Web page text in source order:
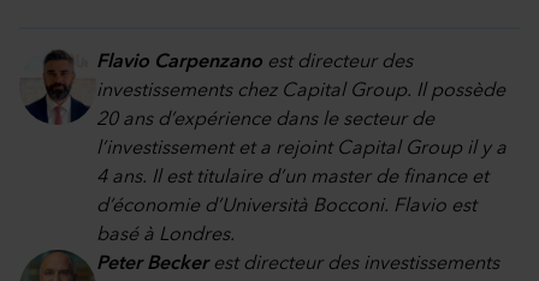
Flavio Carpenzano est directeur des
investissements chez Capital Group. Il possède
20 ans d’expérience dans le secteur de
l’investissement et a rejoint Capital Group il y a
4 ans. Il est titulaire d’un master de finance et
d’économie d’Università Bocconi. Flavio est
basé à Londres.
Peter Beckerest directeur des investissements